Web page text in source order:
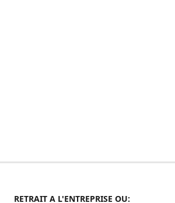
RETRAIT A L'ENTREPRISE OU: